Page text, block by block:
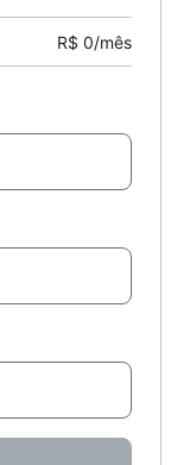
R$ 0/mês